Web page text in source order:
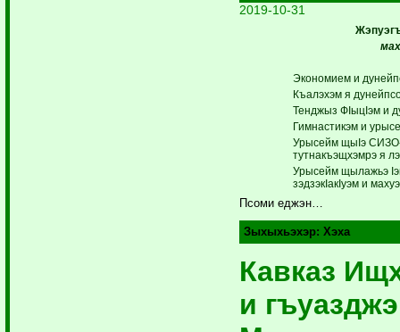
2019-10-31
Экономием и
Къалэхэм я
Тенджыз ФIыцIэм и
Гимнастикэм и
Урысейм щыIэ
тутнакъэщхэмрэ я
Урысейм щылажьэ
зэдзэкIакIуэм и
Псоми еджэн…
Зыхыхьэхэр:Хэха
Кавказ
и